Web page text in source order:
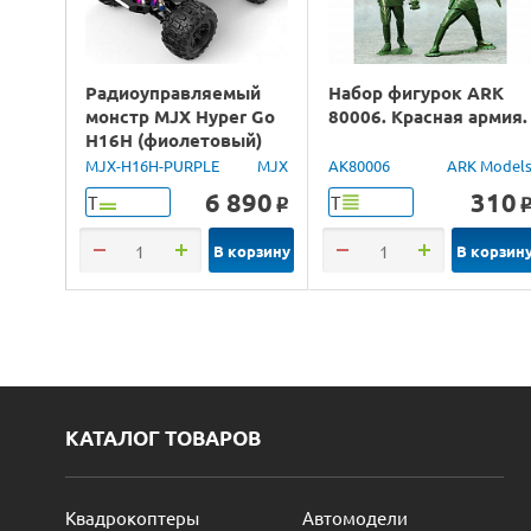
Радиоуправляемый
монстр MJX Hyper Go
H16H (фиолетовый)
4WD 2.4G LED GPS
1/16 RTR
MJX-H16H-PURPLE MJX
Т 6 890 o
В корзину
Набор фигурок ARK
80006. Красная армия.
AK80006 ARK Models
Т 310 o
В
КАТАЛОГ ТОВАРОВ
Квадрокоптеры Автомодели